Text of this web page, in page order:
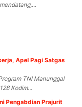
Apel Pagi Satgas
TNI Manunggal
Kodim...
Pengabdian Prajurit